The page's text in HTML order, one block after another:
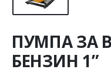
ПУМПА ЗА
БЕНЗИН 1”